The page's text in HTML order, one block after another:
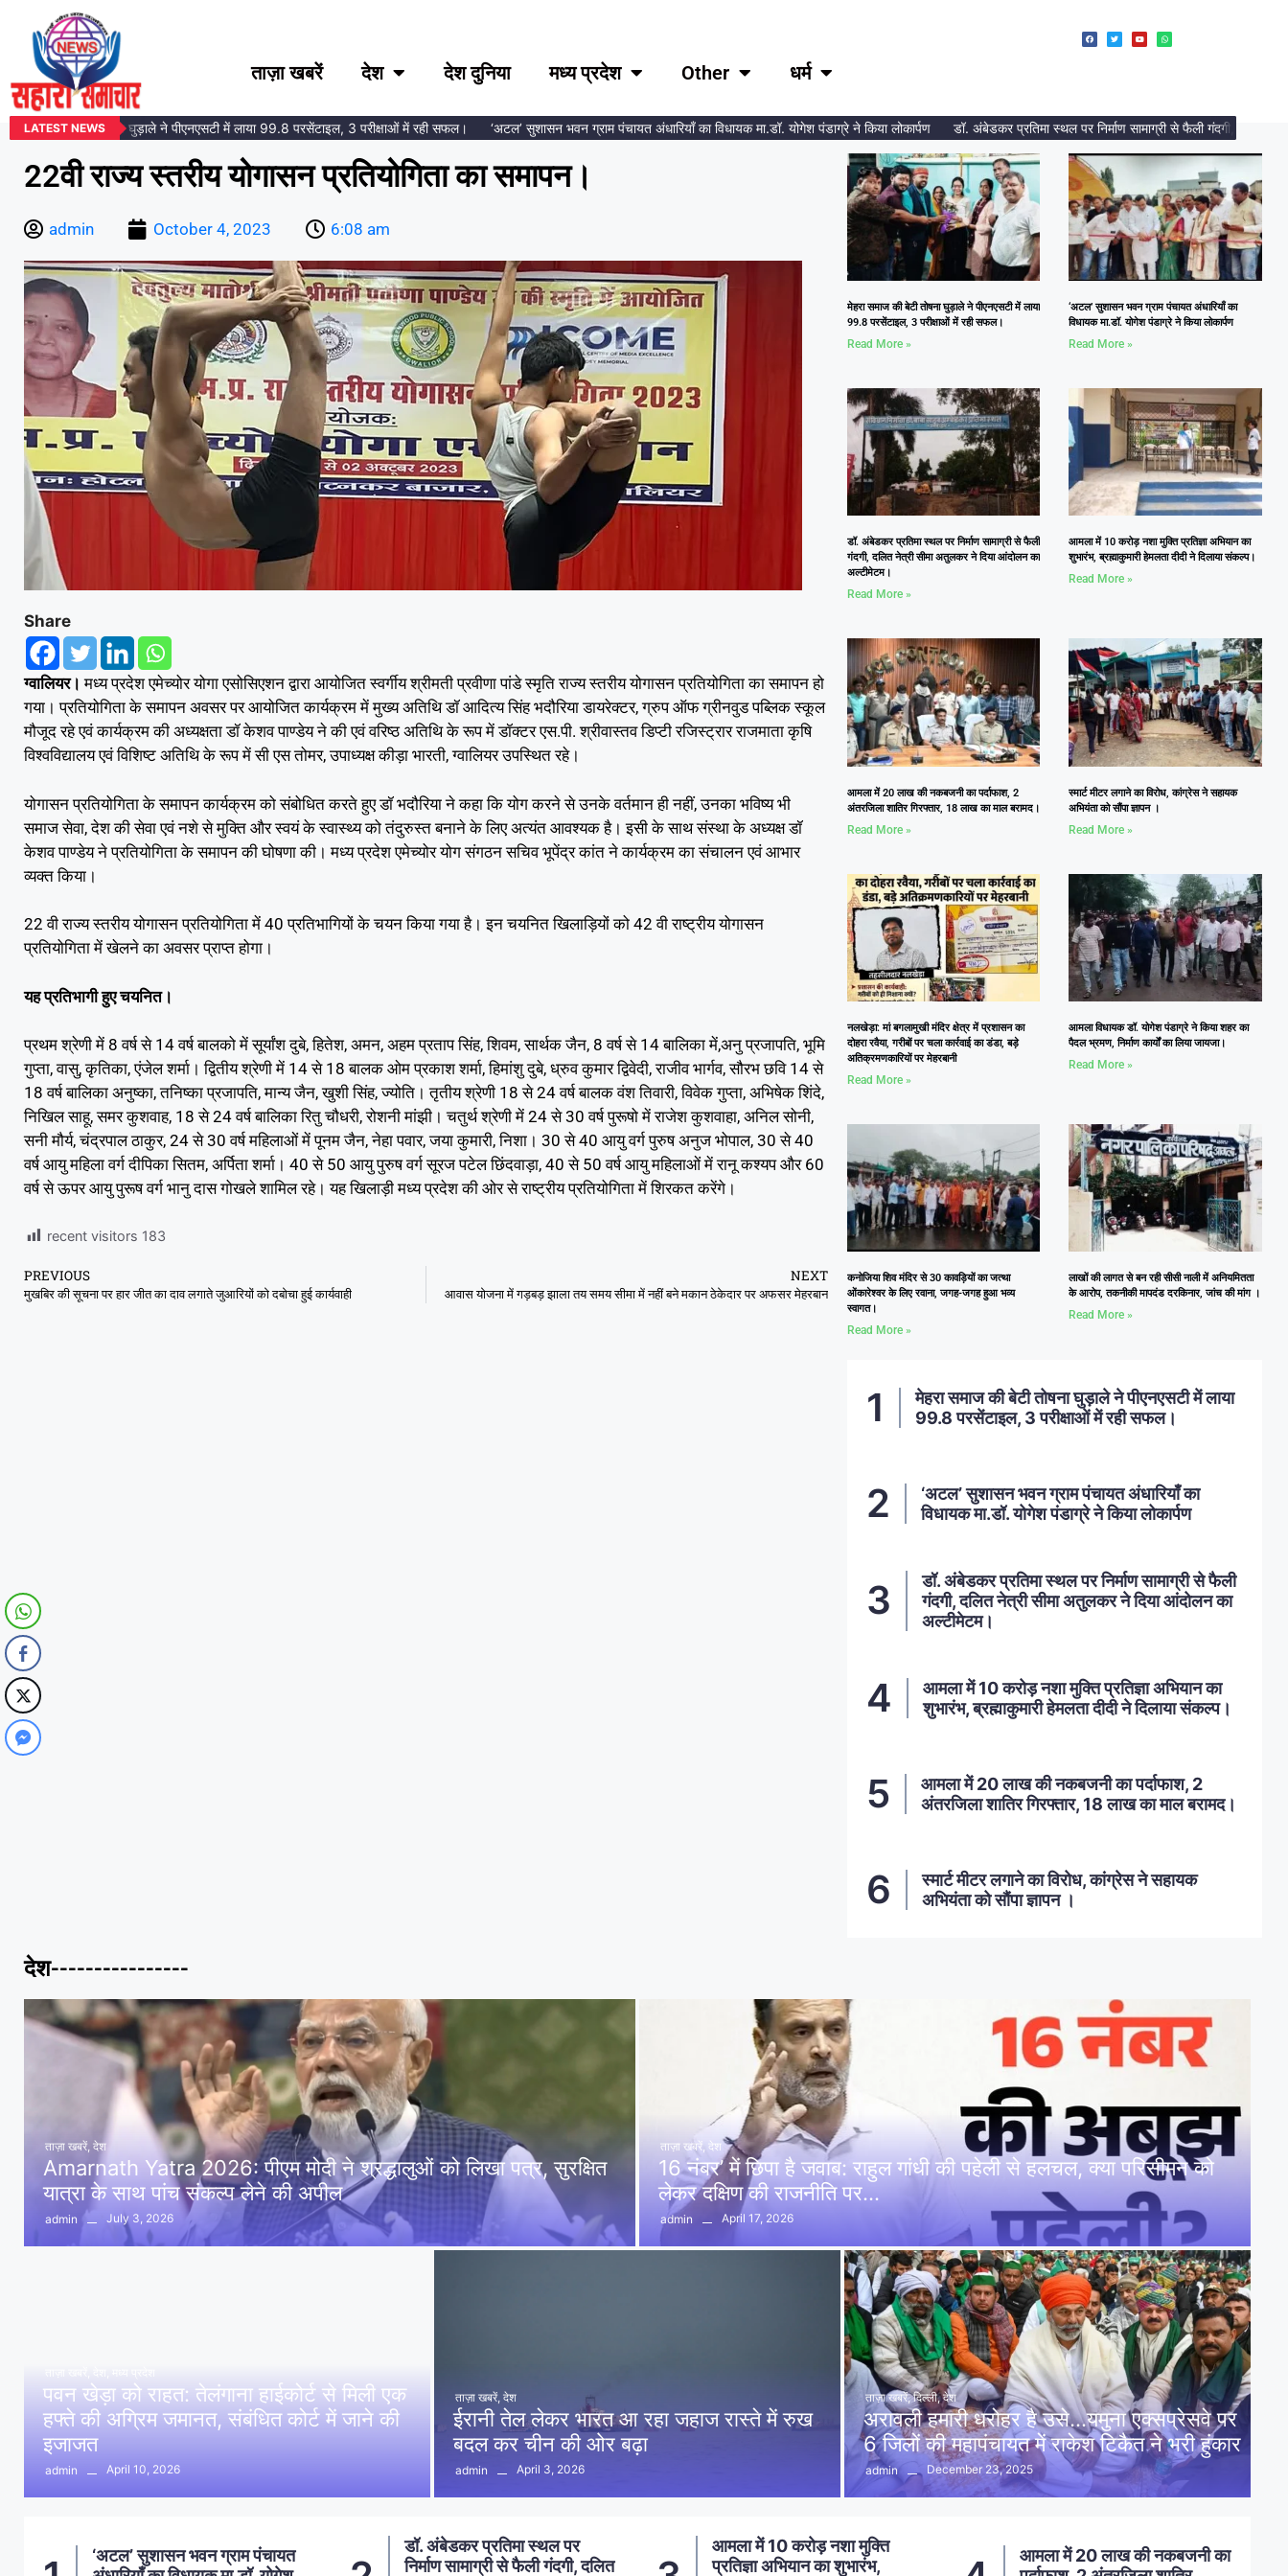
ताज़ा खबरें देश देश दुनिया मध्य प्रदेश Other धर्म
LATEST NEWS
समाज की बेटी तोषना घुड़ाले ने पीएनएसटी में लाया 99.8 परसेंटाइल, 3 परीक्षाओं में रही सफल। ‘अटल’ सुशासन भवन ग्राम पंचायत अंधारियाँ का विधायक मा.डॉ. योगेश पंडाग्रे ने किया लोकार्पण डॉ. अंबेडकर प्रतिमा स्थल पर निर्माण सामाग्री से फैली गंदगी, दलित नेत्री
22वी राज्य स्तरीय योगासन प्रतियोगिता का समापन।
admin October 4, 2023 6:08 am
Share
ग्वालियर। मध्य प्रदेश एमेच्योर योगा एसोसिएशन द्वारा आयोजित स्वर्गीय श्रीमती प्रवीणा पांडे स्मृति राज्य स्तरीय योगासन प्रतियोगिता का समापन हो
गया। प्रतियोगिता के समापन अवसर पर आयोजित कार्यक्रम में मुख्य अतिथि डॉ आदित्य सिंह भदौरिया डायरेक्टर, ग्रुप ऑफ ग्रीनवुड पब्लिक स्कूल
मौजूद रहे एवं कार्यक्रम की अध्यक्षता डॉ केशव पाण्डेय ने की एवं वरिष्ठ अतिथि के रूप में डॉक्टर एस.पी. श्रीवास्तव डिप्टी रजिस्ट्रार राजमाता कृषि
विश्वविद्यालय एवं विशिष्ट अतिथि के रूप में सी एस तोमर, उपाध्यक्ष कीड़ा भारती, ग्वालियर उपस्थित रहे।
योगासन प्रतियोगिता के समापन कार्यक्रम को संबोधित करते हुए डॉ भदौरिया ने कहा कि योग करने से उनके वर्तमान ही नहीं, उनका भविष्य भी
समाज सेवा, देश की सेवा एवं नशे से मुक्ति और स्वयं के स्वास्थ्य को तंदुरुस्त बनाने के लिए अत्यंत आवश्यक है। इसी के साथ संस्था के अध्यक्ष डॉ
केशव पाण्डेय ने प्रतियोगिता के समापन की घोषणा की। मध्य प्रदेश एमेच्योर योग संगठन सचिव भूपेंद्र कांत ने कार्यक्रम का संचालन एवं आभार
व्यक्त किया।
22 वी राज्य स्तरीय योगासन प्रतियोगिता में 40 प्रतिभागियों के चयन किया गया है। इन चयनित खिलाड़ियों को 42 वी राष्ट्रीय योगासन
प्रतियोगिता में खेलने का अवसर प्राप्त होगा।
यह प्रतिभागी हुए चयनित।
प्रथम श्रेणी में 8 वर्ष से 14 वर्ष बालको में सूर्यांश दुबे, हितेश, अमन, अहम प्रताप सिंह, शिवम, सार्थक जैन, 8 वर्ष से 14 बालिका में,अनु प्रजापति, भूमि
गुप्ता, वासु, कृतिका, एंजेल शर्मा। द्वितीय श्रेणी में 14 से 18 बालक ओम प्रकाश शर्मा, हिमांशु दुबे, ध्रुव कुमार द्विवेदी, राजीव भार्गव, सौरभ छवि 14 से
18 वर्ष बालिका अनुष्का, तनिष्का प्रजापति, मान्य जैन, खुशी सिंह, ज्योति। तृतीय श्रेणी 18 से 24 वर्ष बालक वंश तिवारी, विवेक गुप्ता, अभिषेक शिंदे,
निखिल साहू, समर कुशवाह, 18 से 24 वर्ष बालिका रितु चौधरी, रोशनी मांझी। चतुर्थ श्रेणी में 24 से 30 वर्ष पुरूषो में राजेश कुशवाहा, अनिल सोनी,
सनी मौर्य, चंद्रपाल ठाकुर, 24 से 30 वर्ष महिलाओं में पूनम जैन, नेहा पवार, जया कुमारी, निशा। 30 से 40 आयु वर्ग पुरुष अनुज भोपाल, 30 से 40
वर्ष आयु महिला वर्ग दीपिका सितम, अर्पिता शर्मा। 40 से 50 आयु पुरुष वर्ग सूरज पटेल छिंदवाड़ा, 40 से 50 वर्ष आयु महिलाओं में रानू कश्यप और 60
वर्ष से ऊपर आयु पुरूष वर्ग भानु दास गोखले शामिल रहे। यह खिलाड़ी मध्य प्रदेश की ओर से राष्ट्रीय प्रतियोगिता में शिरकत करेंगे।
recent visitors 183
PREVIOUS
मुखबिर की सूचना पर हार जीत का दाव लगाते जुआरियों को दबोचा हुई कार्यवाही
NEXT
आवास योजना में गड़बड़ झाला तय समय सीमा में नहीं बने मकान ठेकेदार पर अफसर मेहरबान
मेहरा समाज की बेटी तोषना घुड़ाले ने पीएनएसटी में लाया
99.8 परसेंटाइल, 3 परीक्षाओं में रही सफल।
Read More »
‘अटल’ सुशासन भवन ग्राम पंचायत अंधारियाँ का
विधायक मा.डॉ. योगेश पंडाग्रे ने किया लोकार्पण
Read More »
डॉ. अंबेडकर प्रतिमा स्थल पर निर्माण सामाग्री से फैली
गंदगी, दलित नेत्री सीमा अतुलकर ने दिया आंदोलन का
अल्टीमेटम।
Read More »
आमला में 10 करोड़ नशा मुक्ति प्रतिज्ञा अभियान का
शुभारंभ, ब्रह्माकुमारी हेमलता दीदी ने दिलाया संकल्प।
Read More »
आमला में 20 लाख की नकबजनी का पर्दाफाश, 2
अंतरजिला शातिर गिरफ्तार, 18 लाख का माल बरामद।
Read More »
स्मार्ट मीटर लगाने का विरोध, कांग्रेस ने सहायक
अभियंता को सौंपा ज्ञापन ।
Read More »
नलखेड़ा: मां बगलामुखी मंदिर क्षेत्र में प्रशासन का
दोहरा रवैया, गरीबों पर चला कार्रवाई का डंडा, बड़े
अतिक्रमणकारियों पर मेहरबानी
Read More »
आमला विधायक डॉ. योगेश पंडाग्रे ने किया शहर का
पैदल भ्रमण, निर्माण कार्यों का लिया जायजा।
Read More »
कनोजिया शिव मंदिर से 30 कावड़ियों का जत्था
ओंकारेश्वर के लिए रवाना, जगह-जगह हुआ भव्य
स्वागत।
Read More »
लाखों की लागत से बन रही सीसी नाली में अनियमितता
के आरोप, तकनीकी मापदंड दरकिनार, जांच की मांग ।
Read More »
मेहरा समाज की बेटी तोषना घुड़ाले ने पीएनएसटी में लाया
99.8 परसेंटाइल, 3 परीक्षाओं में रही सफल।
‘अटल’ सुशासन भवन ग्राम पंचायत अंधारियाँ का
विधायक मा.डॉ. योगेश पंडाग्रे ने किया लोकार्पण
डॉ. अंबेडकर प्रतिमा स्थल पर निर्माण सामाग्री से फैली
गंदगी, दलित नेत्री सीमा अतुलकर ने दिया आंदोलन का
अल्टीमेटम।
आमला में 10 करोड़ नशा मुक्ति प्रतिज्ञा अभियान का
शुभारंभ, ब्रह्माकुमारी हेमलता दीदी ने दिलाया संकल्प।
आमला में 20 लाख की नकबजनी का पर्दाफाश, 2
अंतरजिला शातिर गिरफ्तार, 18 लाख का माल बरामद।
स्मार्ट मीटर लगाने का विरोध, कांग्रेस ने सहायक
अभियंता को सौंपा ज्ञापन ।
देश----------------
ताज़ा खबरें देश
Amarnath Yatra 2026: पीएम मोदी ने श्रद्धालुओं को लिखा पत्र, सुरक्षित
यात्रा के साथ पांच संकल्प लेने की अपील
admin July 3, 2026
ताज़ा खबरें देश
16 नंबर’ में छिपा है जवाब: राहुल गांधी की पहेली से हलचल, क्या परिसीमन को
लेकर दक्षिण की राजनीति पर…
admin April 17, 2026
पवन खेड़ा को राहत: तेलंगाना हाईकोर्ट से मिली एक
हफ्ते की अग्रिम जमानत, संबंधित कोर्ट में जाने की
इजाजत
admin April 10, 2026
ताज़ा खबरें, देश
ईरानी तेल लेकर भारत आ रहा जहाज रास्ते में रुख
बदल कर चीन की ओर बढ़ा
admin April 3, 2026
ताज़ा खबरें, दिल्ली, देश
अरावली हमारी धरोहर है उसे…यमुना एक्सप्रेसवे पर
6 जिलों की महापंचायत में राकेश टिकैत ने भरी हुंकार
admin December 23, 2025
डॉ. अंबेडकर प्रतिमा स्थल पर
निर्माण सामाग्री से फैली गंदगी, दलित
आमला में 10 करोड़ नशा मुक्ति
प्रतिज्ञा अभियान का शुभारंभ,
आमला में 20 लाख की नकबजनी का
स्मार्ट मीटर लगाने का विरोध, कांग्रेस